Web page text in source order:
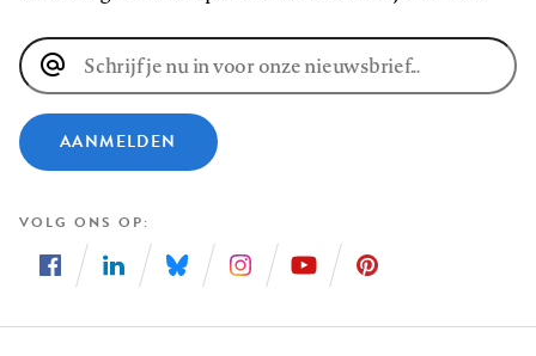
E-
mailadres
AANMELDEN
VOLG ONS OP
ons
ons
ons
ons
ons
ons